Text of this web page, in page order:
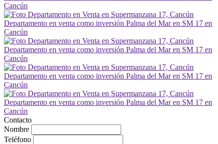
Contacto
Nombre
Teléfono